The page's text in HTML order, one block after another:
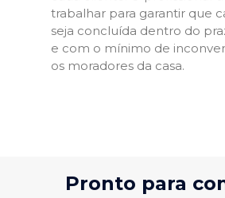
trabalhar para garantir que
seja concluída dentro do
e com o mínimo de
os moradores da casa.
Pronto para